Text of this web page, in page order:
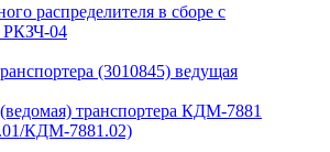
распределителя в сборе с
РКЗЧ-04
(3010845) ведущая
транспортера КДМ-7881
КДМ-7881.02)